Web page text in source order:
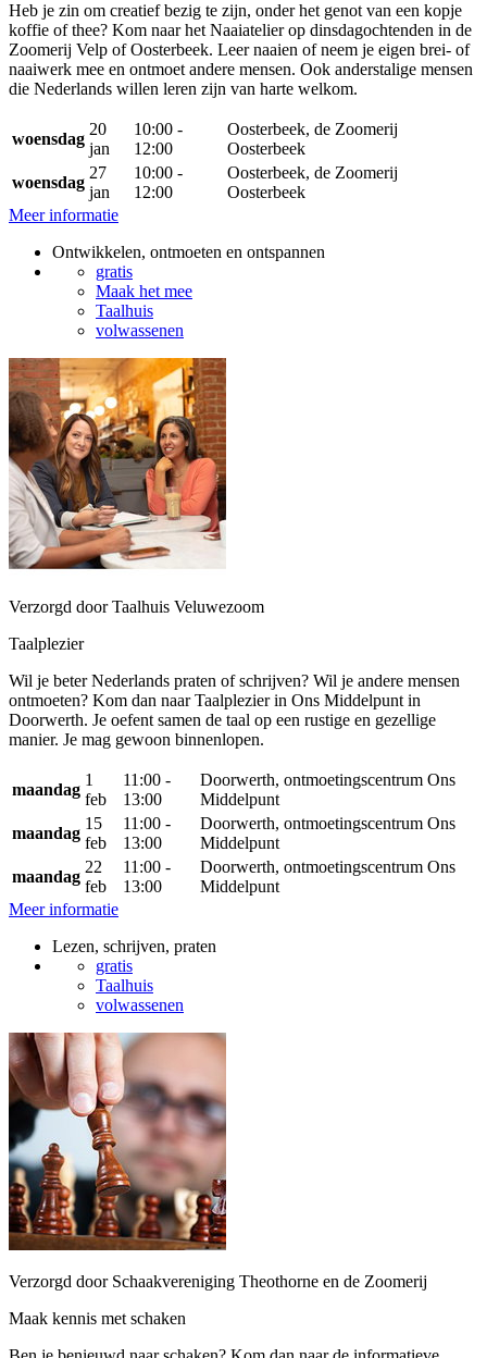
Heb je zin om creatief bezig te zijn, onder het genot van een kopje
koffie of thee? Kom naar het Naaiatelier op dinsdagochtenden in de
Zoomerij Velp of Oosterbeek. Leer naaien of neem je eigen brei- of
naaiwerk mee en ontmoet andere mensen. Ook anderstalige mensen
die Nederlands willen leren zijn van harte welkom.
woensdag
20
jan
10:00 -
12:00
Oosterbeek, de Zoomerij
Oosterbeek
woensdag
27
jan
10:00 -
12:00
Oosterbeek, de Zoomerij
Oosterbeek
Meer informatie
Ontwikkelen, ontmoeten en ontspannen
gratis
Maak het mee
Taalhuis
volwassenen
Verzorgd door Taalhuis Veluwezoom
Taalplezier
Wil je beter Nederlands praten of schrijven? Wil je andere mensen
ontmoeten? Kom dan naar Taalplezier in Ons Middelpunt in
Doorwerth. Je oefent samen de taal op een rustige en gezellige
manier. Je mag gewoon binnenlopen.
maandag
1
feb
11:00 -
13:00
Doorwerth, ontmoetingscentrum Ons
Middelpunt
maandag
15
feb
11:00 -
13:00
Doorwerth, ontmoetingscentrum Ons
Middelpunt
maandag
22
feb
11:00 -
13:00
Doorwerth, ontmoetingscentrum Ons
Middelpunt
Meer informatie
Lezen, schrijven, praten
gratis
Taalhuis
volwassenen
Verzorgd door Schaakvereniging Theothorne en de Zoomerij
Maak kennis met schaken